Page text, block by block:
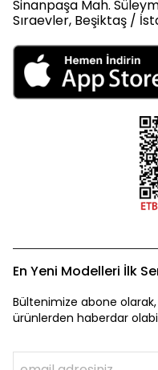
Sinanpaşa Mah.
Sıraevler, Beşiktaş /
En Yeni Modelleri İlk
Bültenimize abone
ürünlerden haberdar